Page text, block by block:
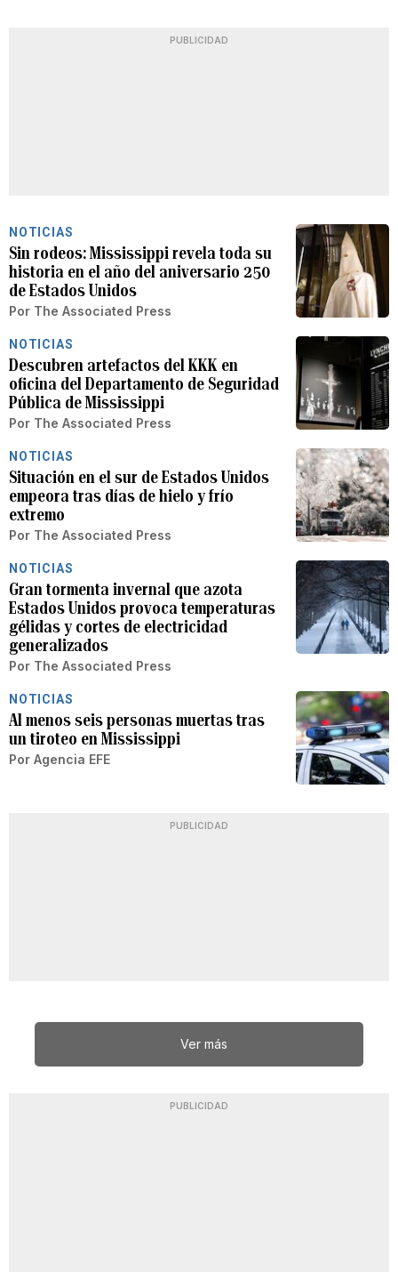
PUBLICIDAD
NOTICIAS
Sin rodeos: Mississippi revela toda su
historia en el año del aniversario 250
de Estados Unidos
Por The Associated Press
NOTICIAS
Descubren artefactos del KKK en
oficina del Departamento de Seguridad
Pública de Mississippi
Por The Associated Press
NOTICIAS
Situación en el sur de Estados Unidos
empeora tras días de hielo y frío
extremo
Por The Associated Press
NOTICIAS
Gran tormenta invernal que azota
Estados Unidos provoca temperaturas
gélidas y cortes de electricidad
generalizados
Por The Associated Press
NOTICIAS
Al menos seis personas muertas tras
un tiroteo en Mississippi
Por Agencia EFE
PUBLICIDAD
Ver más
PUBLICIDAD